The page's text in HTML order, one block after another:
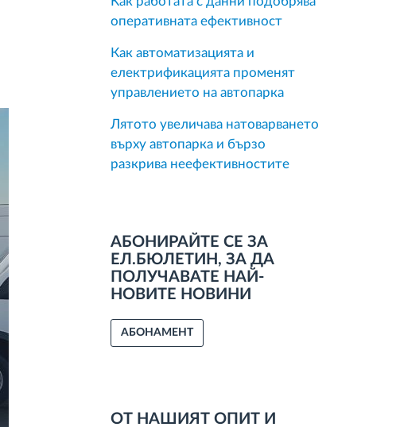
оперативната ефективност
Как автоматизацията и
електрификацията променят
управлението на автопарка
Лятото увеличава натоварването
върху автопарка и бързо
разкрива неефективностите
АБОНИРАЙТЕ СЕ ЗА
ЕЛ.БЮЛЕТИН, ЗА ДА
ПОЛУЧАВАТЕ НАЙ-
НОВИТЕ НОВИНИ
АБОНАМЕНТ
ОТ НАШИЯТ ОПИТ И